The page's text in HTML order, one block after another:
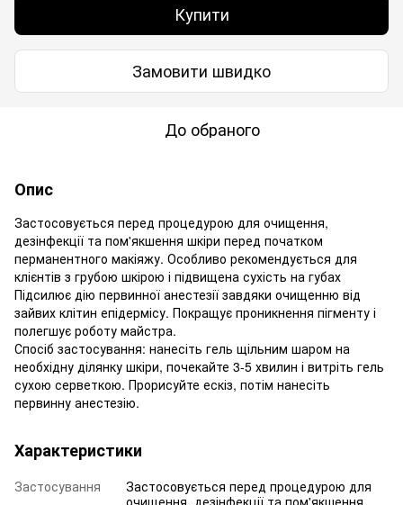
Купити
Замовити швидко
До обраного
Опис
Застосовується перед процедурою для очищення,
дезінфекції та пом'якшення шкіри перед початком
перманентного макіяжу. Особливо рекомендується для
клієнтів з грубою шкірою і підвищена сухість на губах
Підсилює дію первинної анестезії завдяки очищенню від
зайвих клітин епідермісу. Покращує проникнення пігменту і
полегшує роботу майстра.
Спосіб застосування: нанесіть гель щільним шаром на
необхідну ділянку шкіри, почекайте 3-5 хвилин і витріть гель
сухою серветкою. Прорисуйте ескіз, потім нанесіть
первинну анестезію.
Характеристики
Застосування
Застосовується перед процедурою для
очищення, дезінфекції та пом'якшення